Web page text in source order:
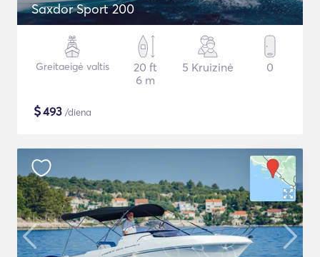
Saxdor Sport 200
Greitaeigė valtis
20 ft
6 m
5 Kruizinė 0
$493 /diena